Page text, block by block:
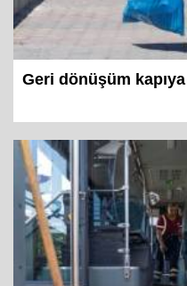
Geri dönüşüm